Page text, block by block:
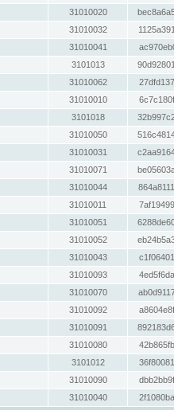
31010020
31010032
31010041
3101013
31010062
31010010
3101018
31010050
31010031
31010071
31010044
31010011
31010051
31010052
31010043
31010093
31010070
31010092
31010091
31010080
3101012
31010090
31010040